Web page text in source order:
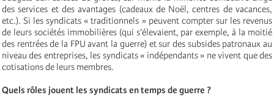
des services et des avantages (cadeaux de Noël, centres de vacances,
etc.). Si les syndicats « traditionnels » peuvent compter sur les revenus
de leurs sociétés immobilières (qui s’élevaient, par exemple, à la moitié
des rentrées de la FPU avant la guerre) et sur des subsides patronaux au
niveau des entreprises, les syndicats « indépendants » ne vivent que des
cotisations de leurs membres.
Quels rôles jouent les syndicats en temps de guerre ?